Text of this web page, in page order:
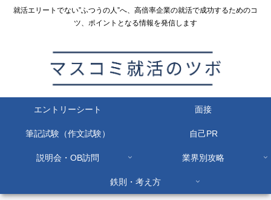
就活エリートでない”ふつうの人”へ、高倍率企業の就活で成功するためのコ
ツ、ポイントとなる情報を発信します
エントリーシート 面接
筆記試験（作文試験） 自己PR
説明会・OB訪問 業界別攻略
鉄則・考え方